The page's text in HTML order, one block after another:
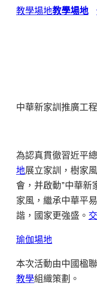
教學場地教學場地
中華新家訓推廣工
為認真貫徹習近平
地展立家訓，樹家
會，并啟動”中華新
家風，繼承中華平
諧，國家更強盛。
瑜伽場地
本次活動由中國楹聯
教學組織策劃。